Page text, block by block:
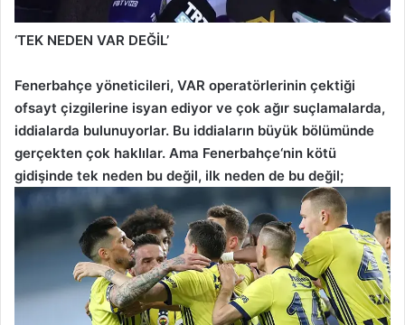
‘TEK NEDEN VAR DEĞİL’
Fenerbahçe yöneticileri, VAR operatörlerinin çektiği
ofsayt çizgilerine isyan ediyor ve çok ağır suçlamalarda,
iddialarda bulunuyorlar. Bu iddiaların büyük bölümünde
gerçekten çok haklılar. Ama Fenerbahçe‘nin kötü
gidişinde tek neden bu değil, ilk neden de bu değil;